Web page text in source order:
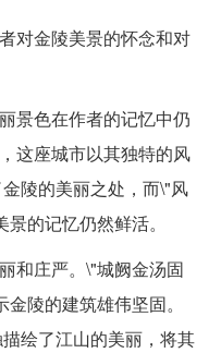
对金陵美景的怀念和对
景色在作者的记忆中仍
这座城市以其独特的风
陵的美丽之处，而\"风
的记忆仍然鲜活。
和庄严。\"城阙金汤固
陵的建筑雄伟坚固。
绘了江山的美丽，将其